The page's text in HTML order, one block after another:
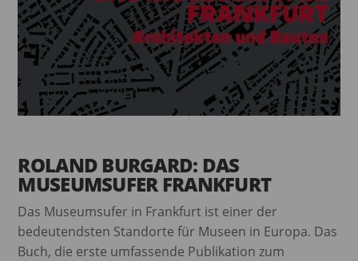
ROLAND BURGARD: DAS
MUSEUMSUFER FRANKFURT
Das Museumsufer in Frankfurt ist einer der
bedeutendsten Standorte für Museen in Europa. Das
Buch, die erste umfassende Publikation zum